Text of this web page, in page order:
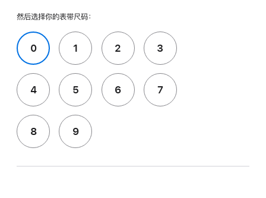
然后选择你的表带尺码：
0 1 2 3
4 5 6 7
8 9